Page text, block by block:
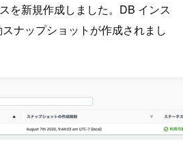
を新規作成しました。DB インス
ナップショットが作成されまし